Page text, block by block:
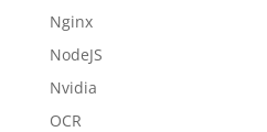
Nginx
NodeJS
Nvidia
OCR